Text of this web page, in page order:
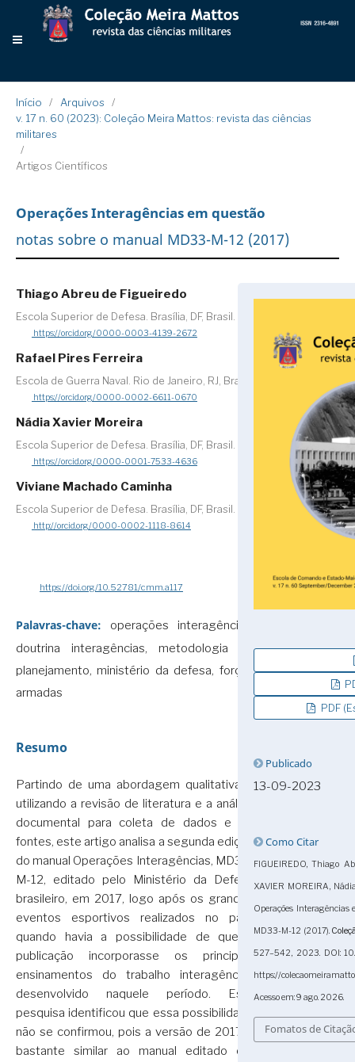
Início / Arquivos
/
v. 17 n. 60 (2023): Coleção Meira Mattos: revista das ciências
militares
/
Artigos Científicos
Operações Interagências em questão
notas sobre o manual MD33-M-12 (2017)
Thiago Abreu de Figueiredo
Escola Superior de Defesa. Brasília, DF, Brasil.
https://orcid.org/0000-0003-4139-2672
Rafael Pires Ferreira
Escola de Guerra Naval. Rio de Janeiro, RJ, Brasil.
https://orcid.org/0000-0002-6611-0670
Nádia Xavier Moreira
Escola Superior de Defesa. Brasília, DF, Brasil.
https://orcid.org/0000-0001-7533-4636
Viviane Machado Caminha
Escola Superior de Defesa. Brasília, DF, Brasil.
http://orcid.org/0000-0002-1118-8614
https://doi.org/10.52781/cmm.a117
Palavras-chave: operações interagências,
doutrina interagências, metodologia de
planejamento, ministério da defesa, forças
armadas
Resumo
Partindo de uma abordagem qualitativa e
utilizando a revisão de literatura e a análise
documental para coleta de dados e de
fontes, este artigo analisa a segunda edição
do manual Operações Interagências, MD33-
M-12, editado pelo Ministério da Defesa
brasileiro, em 2017, logo após os grandes
eventos esportivos realizados no país,
quando havia a possibilidade de que a
publicação incorporasse os principais
ensinamentos do trabalho interagências
desenvolvido naquele período. Esta
pesquisa identificou que essa possibilidade
não se confirmou, pois a versão de 2017 é
bastante similar ao manual editado em
PDF
Publicado
13-09-2023
Como Citar
FIGUEIREDO, Thiago
XAVIER MOREIRA,
Operações Interagências
MD33-M-12 (2017).
527–542, 2023. DOI:
https://
Acesso em: 9 ago. 2026.
Fomatos de